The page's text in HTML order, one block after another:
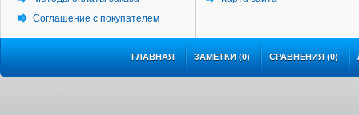
Соглашение с покупателем
ГЛАВНАЯ ЗАМЕТКИ (0) СРАВНЕНИЯ (0)